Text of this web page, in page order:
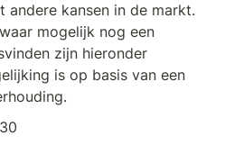
andere kansen in de markt.
mogelijk nog een
zijn hieronder
is op basis van een